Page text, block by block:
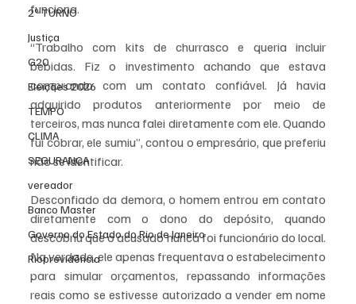
2º TURNO
Justiça
G20
Eleições 2026
TEMPO
CLIMA
SEGURANÇA
vereador
Banco Master
Governo do Estado do Rio de Janeiro
Rioprevidência
funciona.
“Trabalho com kits de churrasco e queria incluir
bebidas. Fiz o investimento achando que estava
comprando com um contato confiável. Já havia
adquirido produtos anteriormente por meio de
terceiros, mas nunca falei diretamente com ele. Quando
fui cobrar, ele sumiu”, contou o empresário, que preferiu
não se identificar.
Desconfiado da demora, o homem entrou em contato
diretamente com o dono do depósito, quando
descobriu que o acusado nunca foi funcionário do local.
Na verdade, ele apenas frequentava o estabelecimento
para simular orçamentos, repassando informações
reais como se estivesse autorizado a vender em nome